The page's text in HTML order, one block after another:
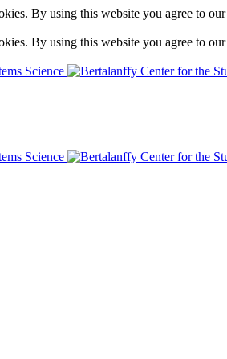
By using this website you agree to our
By using this website you agree to our